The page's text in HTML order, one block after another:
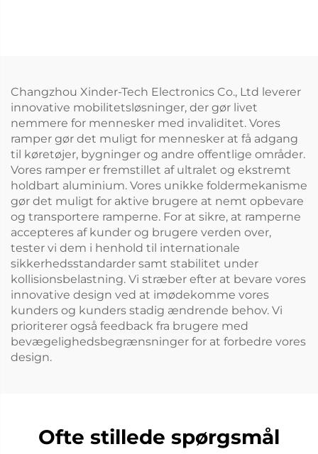
Changzhou Xinder-Tech Electronics Co., Ltd leverer
innovative mobilitetsløsninger, der gør livet
nemmere for mennesker med invaliditet. Vores
ramper gør det muligt for mennesker at få adgang
til køretøjer, bygninger og andre offentlige områder.
Vores ramper er fremstillet af ultralet og ekstremt
holdbart aluminium. Vores unikke foldermekanisme
gør det muligt for aktive brugere at nemt opbevare
og transportere ramperne. For at sikre, at ramperne
accepteres af kunder og brugere verden over,
tester vi dem i henhold til internationale
sikkerhedsstandarder samt stabilitet under
kollisionsbelastning. Vi stræber efter at bevare vores
innovative design ved at imødekomme vores
kunders og kunders stadig ændrende behov. Vi
prioriterer også feedback fra brugere med
bevægelighedsbegrænsninger for at forbedre vores
design.
Ofte stillede spørgsmål